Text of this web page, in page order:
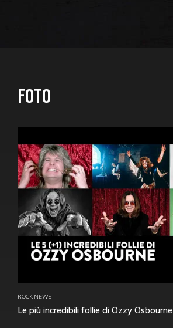
FOTO
ROCK NEWS
Le più incredibili follie di Ozzy Osbourne